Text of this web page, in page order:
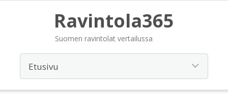
Ravintola365
Suomen ravintolat vertailussa